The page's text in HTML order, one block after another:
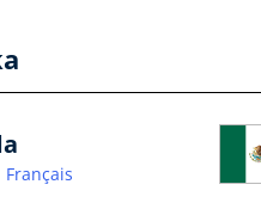
Français